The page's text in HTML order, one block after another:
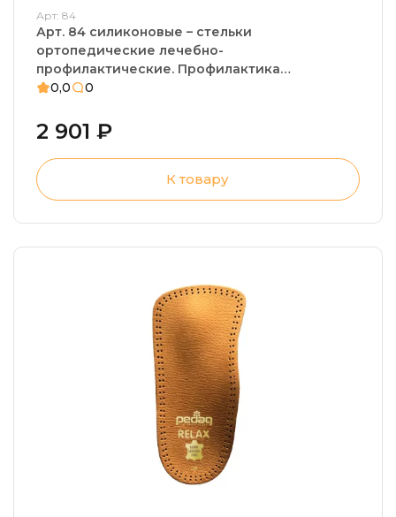
Арт: 84
Арт. 84 силиконовые – стельки
ортопедические лечебно-
профилактические. Профилактика
плоскостопия, фиксированное плоскостопие,
0,0 0
2 901 ₽
К товару